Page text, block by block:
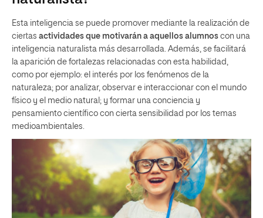
Esta inteligencia se puede promover mediante la realización de
ciertas actividades que motivarán a aquellos alumnos con una
inteligencia naturalista más desarrollada. Además, se facilitará
la aparición de fortalezas relacionadas con esta habilidad,
como por ejemplo: el interés por los fenómenos de la
naturaleza; por analizar, observar e interaccionar con el mundo
físico y el medio natural; y formar una conciencia y
pensamiento científico con cierta sensibilidad por los temas
medioambientales.